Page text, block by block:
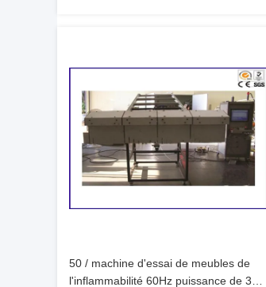
50 / machine d'essai de meubles de
l'inflammabilité 60Hz puissance de 3